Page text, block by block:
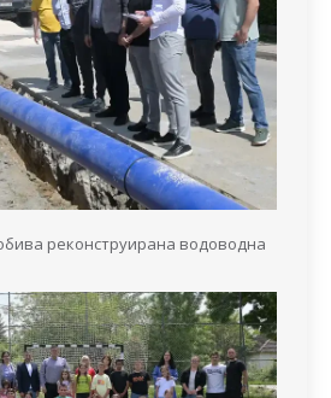
реконструирана водоводна